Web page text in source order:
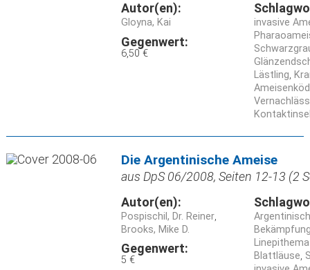
Autor(en):
Gloyna, Kai
Gegenwert:
6,50 €
invasive
Lästling
Die Argentinische Ameise
aus DpS 06/2008, Seiten 12-13 (2
Autor(en):
Pospischil, Dr. Reiner
Brooks, Mike D.
Gegenwert:
5 €
Blattläuse